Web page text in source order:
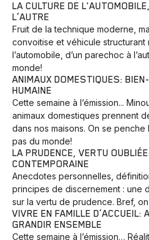
LA CULTURE DE
L’AUTRE
Fruit de la technique moderne,
convoitise et véhicule structurant
l’automobile, d’un parechoc à
monde!
ANIMAUX DOMESTIQUES:
HUMAINE
Cette semaine à l’émission...
animaux domestiques prennent
dans nos maisons. On se
pas du monde!
LA PRUDENCE, VERTU
CONTEMPORAINE
Anecdotes personnelles,
principes de discernement : une
sur la vertu de prudence. Bref, on
VIVRE EN FAMILLE D’ACCUEIL:
GRANDIR ENSEMBLE
Cette semaine à l’émission…